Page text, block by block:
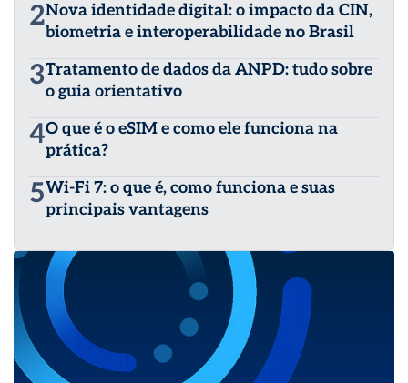
2Nova identidade digital: o impacto da CIN,
biometria e interoperabilidade no Brasil
3Tratamento de dados da ANPD: tudo sobre
o guia orientativo
4O que é o eSIM e como ele funciona na
prática?
5Wi-Fi 7: o que é, como funciona e suas
principais vantagens